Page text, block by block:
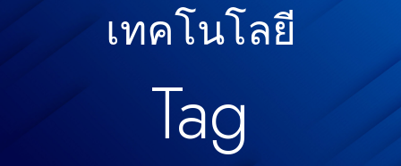
เทคโนโลยี
Tag